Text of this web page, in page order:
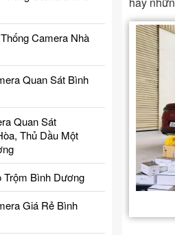
Camera Nhà
Quan Sát Bình
Quan Sát
Thủ Dầu Một
Trộm Bình Dương
Giá Rẻ Bình